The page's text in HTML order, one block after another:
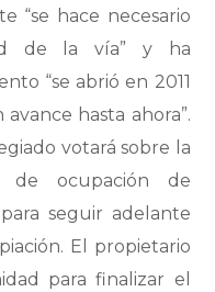
“se hace necesario
de la vía” y ha
“se abrió en 2011
hasta ahora”.
votará sobre la
de ocupación de
seguir adelante
El propietario
para finalizar el